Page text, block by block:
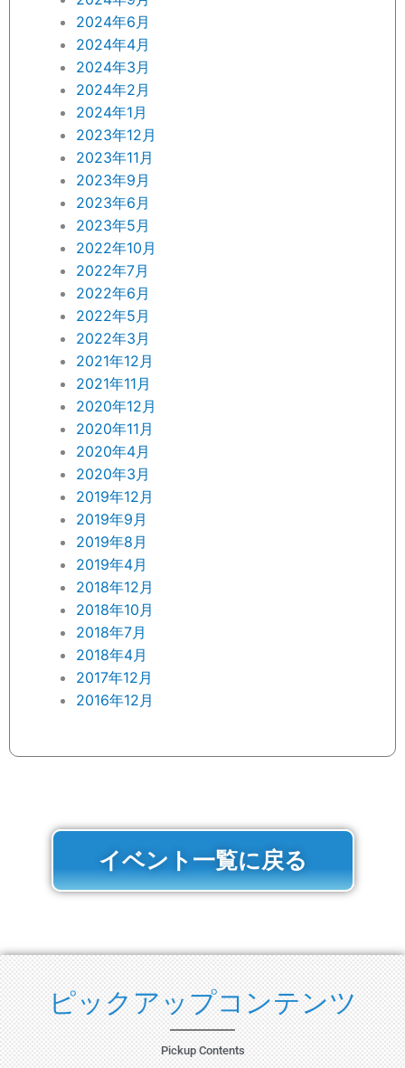
2024年6月
2024年4月
2024年3月
2024年2月
2024年1月
2023年12月
2023年11月
2023年9月
2023年6月
2023年5月
2022年10月
2022年7月
2022年6月
2022年5月
2022年3月
2021年12月
2021年11月
2020年12月
2020年11月
2020年4月
2020年3月
2019年12月
2019年9月
2019年8月
2019年4月
2018年12月
2018年10月
2018年7月
2018年4月
2017年12月
2016年12月
イベント一覧に戻る
ピックアップコンテンツ
Pickup Contents